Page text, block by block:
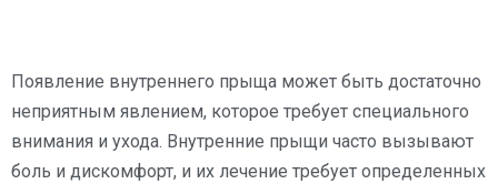
Появление внутреннего прыща может быть достаточно
неприятным явлением, которое требует специального
внимания и ухода. Внутренние прыщи часто вызывают
боль и дискомфорт, и их лечение требует определенных